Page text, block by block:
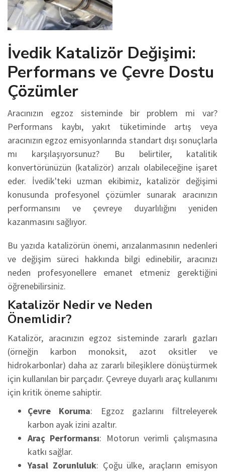
İvedik Katalizör Değişimi:
Performans ve Çevre Dostu
Çözümler
Aracınızın egzoz sisteminde bir problem mi var?
Performans kaybı, yakıt tüketiminde artış veya
aracınızın egzoz emisyonlarında standart dışı sonuçlarla
mı karşılaşıyorsunuz? Bu belirtiler, katalitik
konvertörünüzün (katalizör) arızalı olabileceğine işaret
eder. İvedik'teki uzman ekibimiz, katalizör değişimi
konusunda profesyonel çözümler sunarak aracınızın
performansını ve çevreye duyarlılığını yeniden
kazanmasını sağlıyor.
Bu yazıda katalizörün önemi, arızalanmasının nedenleri
ve değişim süreci hakkında bilgi edinebilir, aracınızı
neden profesyonellere emanet etmeniz gerektiğini
öğrenebilirsiniz.
Katalizör Nedir ve Neden
Önemlidir?
Katalizör, aracınızın egzoz sisteminde zararlı gazları
(örneğin karbon monoksit, azot oksitler ve
hidrokarbonlar) daha az zararlı bileşiklere dönüştürmek
için kullanılan bir parçadır. Çevreye duyarlı araç kullanımı
için kritik öneme sahiptir.
Çevre Koruma: Egzoz gazlarını filtreleyerek
karbon ayak izini azaltır.
Araç Performansı: Motorun verimli çalışmasına
katkı sağlar.
Yasal Zorunluluk: Çoğu ülke, araçların emisyon